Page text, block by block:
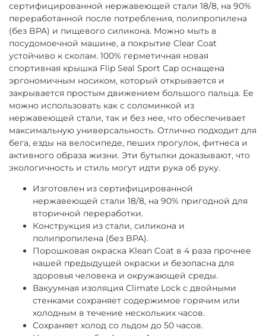
сертифицированной нержавеющей стали 18/8, на 90%
переработанной после потребления, полипропилена
(без BPA) и пищевого силикона. Можно мыть в
посудомоечной машине, а покрытие Clear Coat
устойчиво к сколам. 100% герметичная новая
спортивная крышка Flip Seal Sport Cap оснащена
эргономичным носиком, который открывается и
закрывается простым движением большого пальца. Ее
можно использовать как с соломинкой из
нержавеющей стали, так и без нее, что обеспечивает
максимальную универсальность. Отлично подходит для
бега, езды на велосипеде, пеших прогулок, фитнеса и
активного образа жизни. Эти бутылки доказывают, что
экологичность и стиль могут идти рука об руку.
Изготовлен из сертифицированной
нержавеющей стали 18/8, на 90% пригодной для
вторичной переработки.
Конструкция из стали, силикона и
полипропилена (без BPA).
Порошковая окраска Klean Coat в 4 раза прочнее
нашей предыдущей окраски и безопасна для
здоровья человека и окружающей среды.
Вакуумная изоляция Climate Lock с двойными
стенками сохраняет содержимое горячим или
холодным в течение нескольких часов.
Сохраняет холод со льдом до 50 часов.